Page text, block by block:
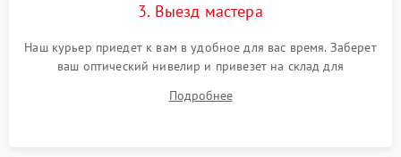
3. Выезд мастера
Наш курьер приедет к вам в удобное для вас время. Заберет
ваш оптический нивелир и привезет на склад для
Подробнее